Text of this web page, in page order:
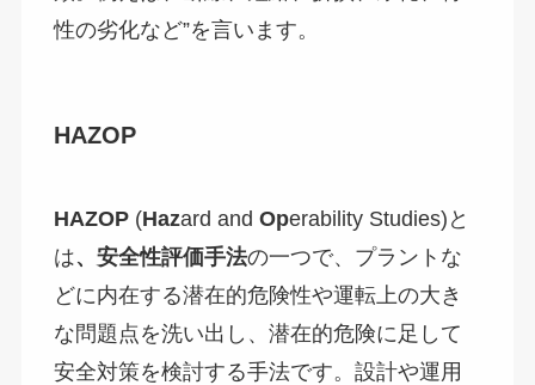
性の劣化など”を言います。
HAZOP
HAZOP(Hazard and Operability Studies)と
は、安全性評価手法の一つで、プラントな
どに内在する潜在的危険性や運転上の大き
な問題点を洗い出し、潜在的危険に足して
安全対策を検討する手法です。設計や運用